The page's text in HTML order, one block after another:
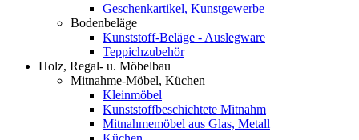
Geschenkartikel, Kunstgewerbe
Bodenbeläge
Kunststoff-Beläge - Auslegware
Teppichzubehör
Holz, Regal- u. Möbelbau
Mitnahme-Möbel, Küchen
Kleinmöbel
Kunststoffbeschichtete Mitnahm
Mitnahmemöbel aus Glas, Metall